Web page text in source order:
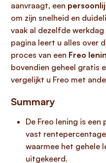
aanvraagt, een
om zijn snelheid en
vaak al dezelfde
pagina leert u alles over
proces van een Freo
bovendien geheel gratis
vergelijkt u Freo met
Summary
De Freo lening is
vast
waarmee het gehele
uitgekeerd.